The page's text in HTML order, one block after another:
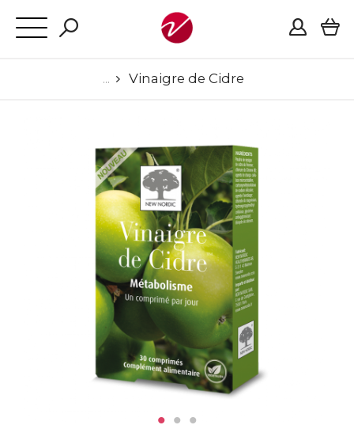
Vinaigre de Cidre